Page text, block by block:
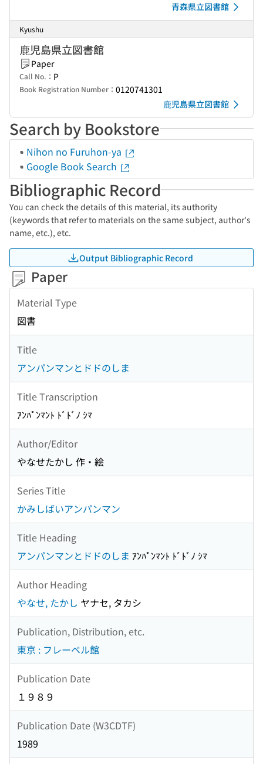
青森県立図書館
Kyushu
鹿児島県立図書館
Paper
Call No.： P
Book Registration Number： 0120741301
鹿児島県立図書館
Search by Bookstore
Nihon no Furuhon-ya
Google Book Search
Bibliographic Record
You can check the details of this material, its authority
(keywords that refer to materials on the same subject, author's
name, etc.), etc.
Output Bibliographic Record
Paper
Material Type
図書
Title
アンパンマンとドドのしま
Title Transcription
ｱﾝﾊﾟﾝﾏﾝﾄ ﾄﾞﾄﾞﾉ ｼﾏ
Author/Editor
やなせたかし 作・絵
Series Title
かみしばいアンパンマン
Title Heading
アンパンマンとドドのしま ｱﾝﾊﾟﾝﾏﾝﾄ ﾄﾞﾄﾞﾉ ｼﾏ
Author Heading
やなせ, たかし ヤナセ, タカシ
Publication, Distribution, etc.
東京 : フレーベル館
Publication Date
１９８９
Publication Date (W3CDTF)
1989